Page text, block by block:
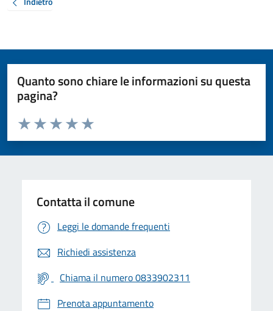
Quanto sono chiare le informazioni su questa
pagina?
Valuta da 1 a 5 stelle la pagina
Valuta 5 stelle su 5
Valuta 4 stelle su 5
Valuta 3 stelle su 5
Valuta 2 stelle su 5
Valuta 1 stelle su 5
Contatta il comune
Leggi le domande frequenti
Richiedi assistenza
Chiama il numero 0833902311
Prenota appuntamento